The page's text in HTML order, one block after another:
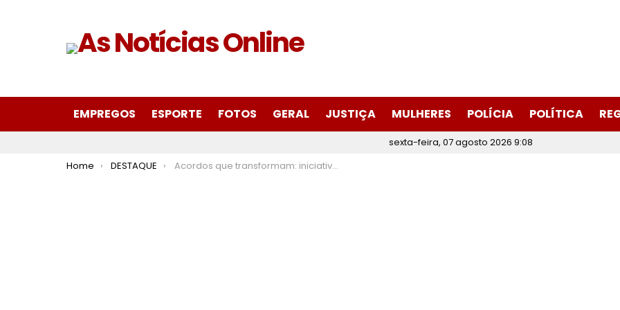
EMPREGOS ESPORTE FOTOS GERAL JUSTIÇA MULHERES POLÍCIA POLÍTICA
sexta-feira, 07 agosto 2026 9:08
You are here:
Home DESTAQUE Acordos que transformam: iniciativa do MPMG previne mortandade de peixes no reservatório de Rio de Peixe, em Itabira